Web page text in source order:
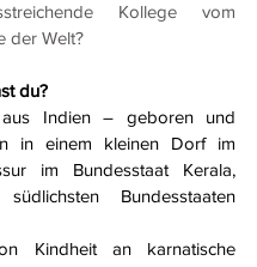
Kollege vom
der Welt?
du?
Indien – geboren und
in einem kleinen Dorf im
im Bundesstaat Kerala,
Bundesstaaten
Kindheit an karnatische